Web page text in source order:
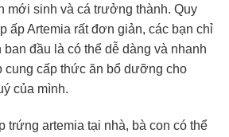
mới sinh và cá trưởng thành. Quy
ấp Artemia rất đơn giản, các bạn chỉ
đầu là có thể dễ dàng và nhanh
cung cấp thức ăn bổ dưỡng cho
của mình.
trứng artemia tại nhà, bà con có thể